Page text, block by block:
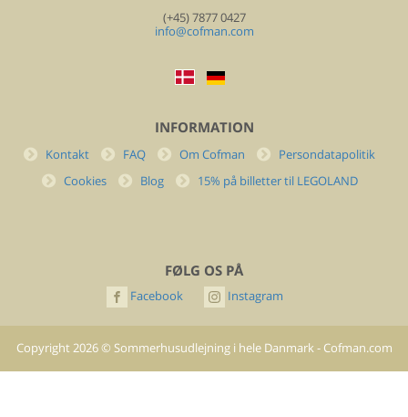
(+45) 7877 0427
info@cofman.com
INFORMATION
Kontakt FAQ Om Cofman
Persondatapolitik
Cookies
Blog 15% på billetter til LEGOLAND
FØLG OS PÅ
Facebook Instagram
Copyright 2026© Sommerhusudlejning i hele Danmark - Cofman.com